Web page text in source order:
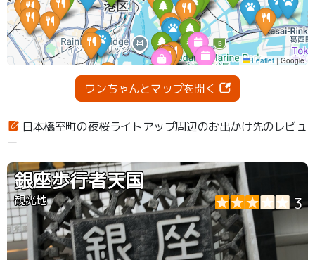
ワンちゃんとマップを開く
日本橋室町の夜桜ライトアップ周辺のお出かけ先のレビュ
ー
銀座歩行者天国
観光地 3